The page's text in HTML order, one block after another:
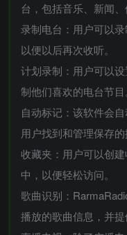
台，包括音乐、新闻
录制电台：用户可以
以便以后再次收听。
计划录制：用户可以
制他们喜欢的电台节目
自动标记：该软件会
用户找到和管理保存的
收藏夹：用户可以创
中，以便轻松访问。
歌曲识别：
播放的歌曲信息，并提